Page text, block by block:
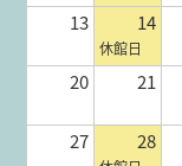
13 14
休館日
20 21
27 28